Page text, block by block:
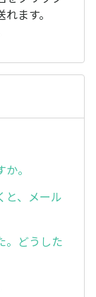
ます。
。
と、メール
。どうした